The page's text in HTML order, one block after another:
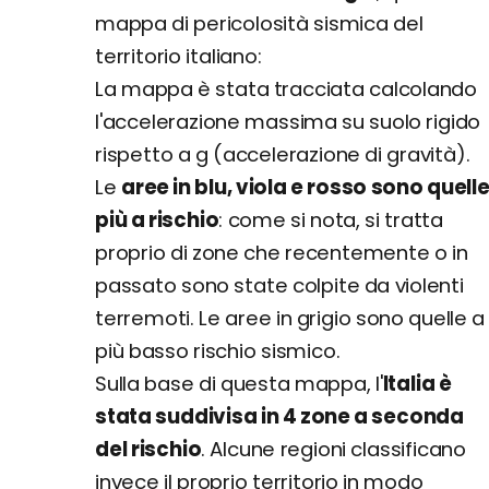
mappa di pericolosità sismica del
territorio italiano:
La mappa è stata tracciata calcolando
l'accelerazione massima su suolo rigido
rispetto a g (accelerazione di gravità).
Le aree in blu, viola e rosso sono quelle
più a rischio: come si nota, si tratta
proprio di zone che recentemente o in
passato sono state colpite da violenti
terremoti. Le aree in grigio sono quelle a
più basso rischio sismico.
Sulla base di questa mappa, l'Italia è
stata suddivisa in 4 zone a seconda
del rischio. Alcune regioni classificano
invece il proprio territorio in modo